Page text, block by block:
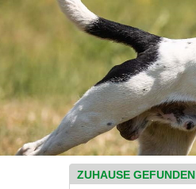
ZUHAUSE GEFUNDEN